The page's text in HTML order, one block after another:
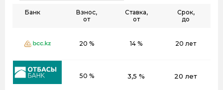
Банк
Взнос,
от
Ставка,
от
Срок,
до
20 % 14 % 20 лет
50 % 3,5 % 20 лет